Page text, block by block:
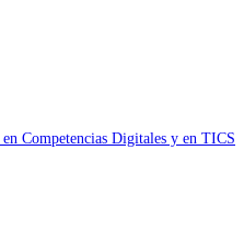
Competencias Digitales y en TICS